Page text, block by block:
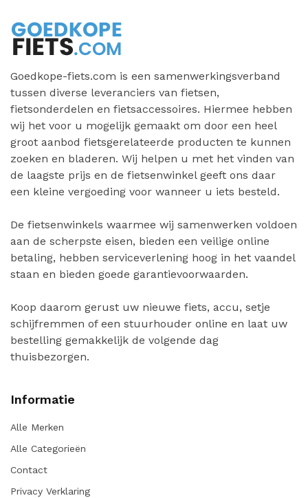
Goedkope-fiets.com is een samenwerkingsverband
tussen diverse leveranciers van fietsen,
fietsonderdelen en fietsaccessoires. Hiermee hebben
wij het voor u mogelijk gemaakt om door een heel
groot aanbod fietsgerelateerde producten te kunnen
zoeken en bladeren. Wij helpen u met het vinden van
de laagste prijs en de fietsenwinkel geeft ons daar
een kleine vergoeding voor wanneer u iets besteld.
De fietsenwinkels waarmee wij samenwerken voldoen
aan de scherpste eisen, bieden een veilige online
betaling, hebben serviceverlening hoog in het vaandel
staan en bieden goede garantievoorwaarden.
Koop daarom gerust uw nieuwe fiets, accu, setje
schijfremmen of een stuurhouder online en laat uw
bestelling gemakkelijk de volgende dag
thuisbezorgen.
Informatie
Alle Merken
Alle Categorieën
Contact
Privacy Verklaring